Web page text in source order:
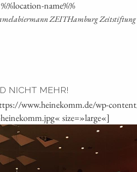
name%%
ZEIT­Ham­burg
NICHT MEHR!
www.heinekomm.de/wp-
size=»large«]